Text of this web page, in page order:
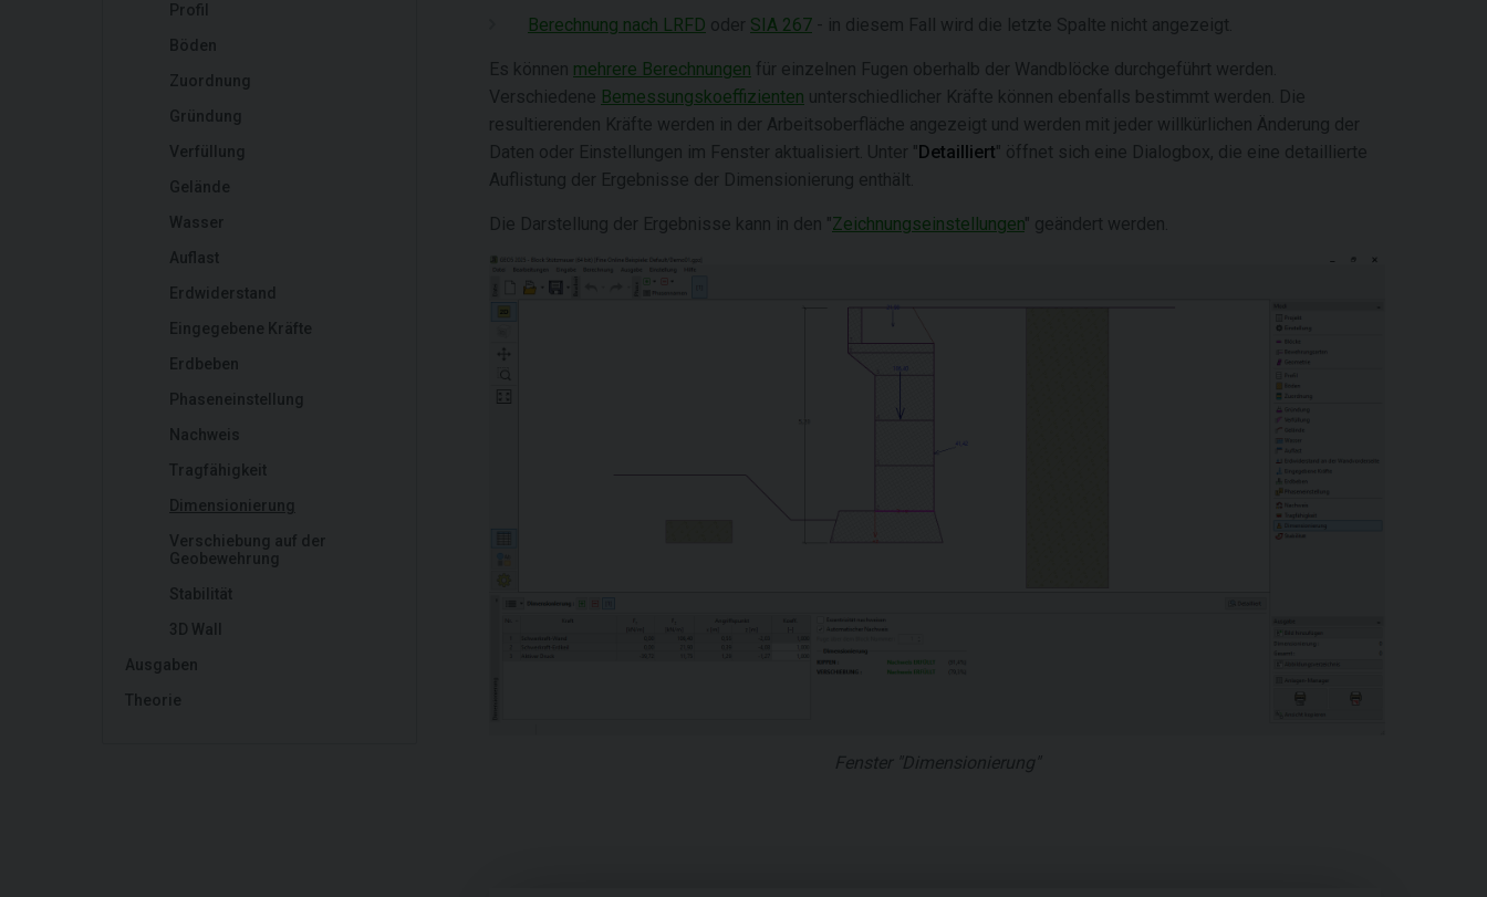
Profil
Böden
Zuordnung
Gründung
Verfüllung
Gelände
Wasser
Auflast
Erdwiderstand
Eingegebene Kräfte
Erdbeben
Phaseneinstellung
Nachweis
Tragfähigkeit
Dimensionierung
Verschiebung auf der
Geobewehrung
Stabilität
3D Wall
Ausgaben
Theorie
Berechnung nach LRFD oder SIA 267 - in diesem Fall wird die letzte Spalte nicht angezeigt.
Es können mehrere Berechnungen für einzelnen Fugen oberhalb der Wandblöcke durchgeführt werden.
Verschiedene Bemessungskoeffizienten unterschiedlicher Kräfte können ebenfalls bestimmt werden. Die
resultierenden Kräfte werden in der Arbeitsoberfläche angezeigt und werden mit jeder willkürlichen Änderung der
Daten oder Einstellungen im Fenster aktualisiert. Unter "Detailliert" öffnet sich eine Dialogbox, die eine detaillierte
Auflistung der Ergebnisse der Dimensionierung enthält.
Die Darstellung der Ergebnisse kann in den "Zeichnungseinstellungen" geändert werden.
Fenster "Dimensionierung"